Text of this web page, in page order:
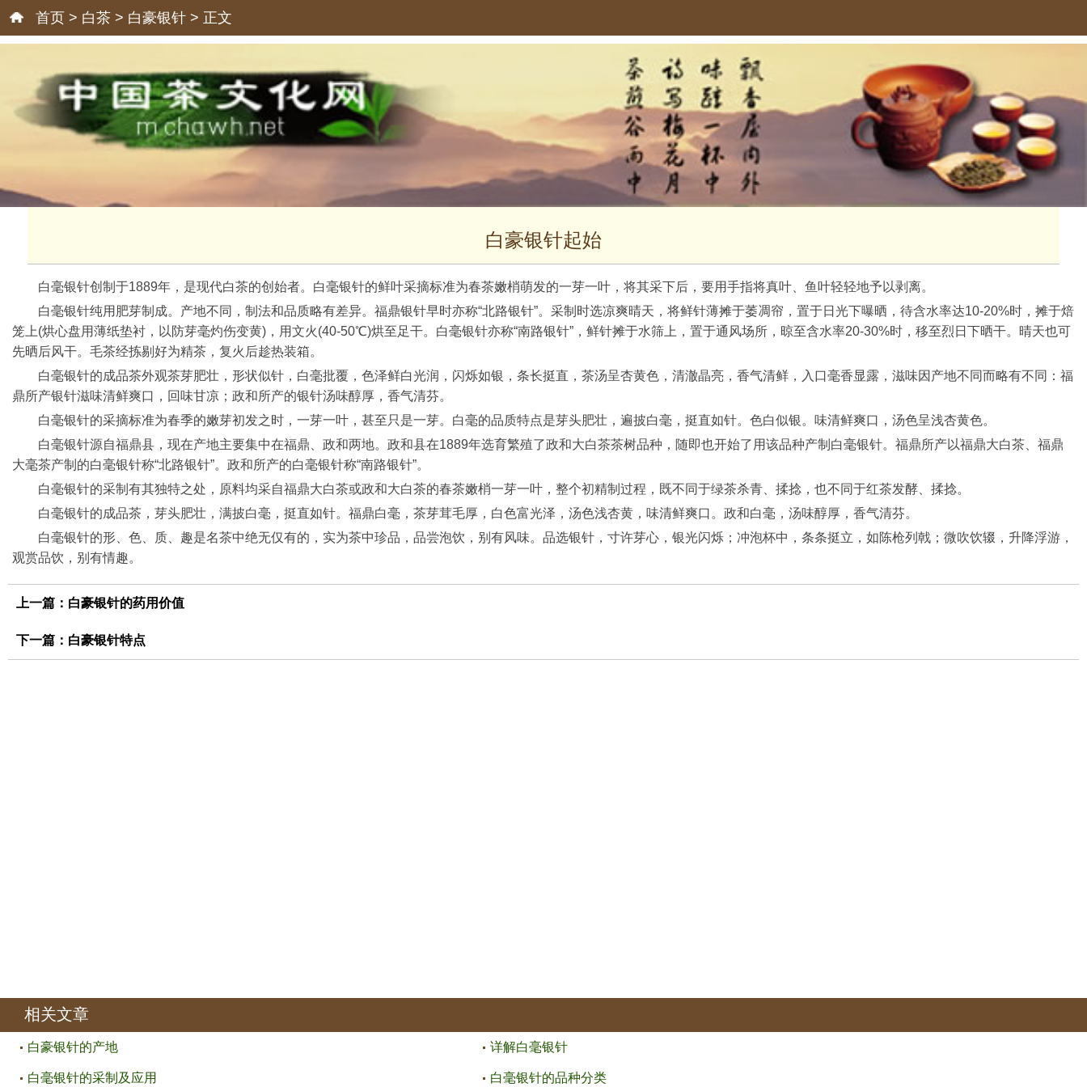
首页 > 白茶 > 白豪银针 > 正文
白豪银针起始
白毫银针创制于1889年，是现代白茶的创始者。白毫银针的鲜叶采摘标准为春茶嫩梢萌发的一芽一叶，将其采下后，要用手指将真叶、鱼叶轻轻地予以剥离。
白毫银针纯用肥芽制成。产地不同，制法和品质略有差异。福鼎银针早时亦称“北路银针”。采制时选凉爽晴天，将鲜针薄摊于萎凋帘，置于日光下曝晒，待含水率达10-20%时，摊于焙
笼上(烘心盘用薄纸垫衬，以防芽毫灼伤变黄)，用文火(40-50℃)烘至足干。白毫银针亦称“南路银针”，鲜针摊于水筛上，置于通风场所，晾至含水率20-30%时，移至烈日下晒干。晴天也可
先晒后风干。毛茶经拣剔好为精茶，复火后趁热装箱。
白毫银针的成品茶外观茶芽肥壮，形状似针，白毫批覆，色泽鲜白光润，闪烁如银，条长挺直，茶汤呈杏黄色，清澈晶亮，香气清鲜，入口毫香显露，滋味因产地不同而略有不同：福
鼎所产银针滋味清鲜爽口，回味甘凉；政和所产的银针汤味醇厚，香气清芬。
白毫银针的采摘标准为春季的嫩芽初发之时，一芽一叶，甚至只是一芽。白毫的品质特点是芽头肥壮，遍披白毫，挺直如针。色白似银。味清鲜爽口，汤色呈浅杏黄色。
白毫银针源自福鼎县，现在产地主要集中在福鼎、政和两地。政和县在1889年选育繁殖了政和大白茶茶树品种，随即也开始了用该品种产制白毫银针。福鼎所产以福鼎大白茶、福鼎
大毫茶产制的白毫银针称“北路银针”。政和所产的白毫银针称“南路银针”。
白毫银针的采制有其独特之处，原料均采自福鼎大白茶或政和大白茶的春茶嫩梢一芽一叶，整个初精制过程，既不同于绿茶杀青、揉捻，也不同于红茶发酵、揉捻。
白毫银针的成品茶，芽头肥壮，满披白毫，挺直如针。福鼎白毫，茶芽茸毛厚，白色富光泽，汤色浅杏黄，味清鲜爽口。政和白毫，汤味醇厚，香气清芬。
白毫银针的形、色、质、趣是名茶中绝无仅有的，实为茶中珍品，品尝泡饮，别有风味。品选银针，寸许芽心，银光闪烁；冲泡杯中，条条挺立，如陈枪列戟；微吹饮辍，升降浮游，
观赏品饮，别有情趣。
上一篇： 白豪银针的药用价值
下一篇： 白豪银针特点
相关文章
白豪银针的产地 详解白毫银针
白毫银针的采制及应用 白毫银针的品种分类